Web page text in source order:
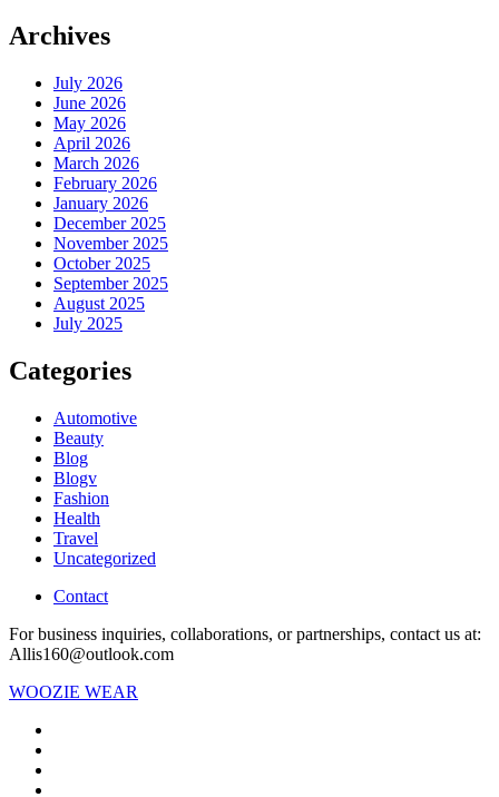
Archives
July 2026
June 2026
May 2026
April 2026
March 2026
February 2026
January 2026
December 2025
November 2025
October 2025
September 2025
August 2025
July 2025
Categories
Automotive
Beauty
Blog
Blogv
Fashion
Health
Travel
Uncategorized
Contact
For business inquiries, collaborations, or partnerships, contact us at:
Allis160@outlook.com
WOOZIE WEAR